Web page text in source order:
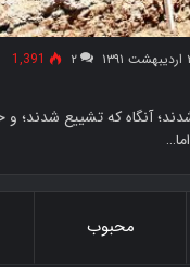
۱۳۹۱ ۲ 1,391
آنگاه که تشییع شدند؛ و
محبوب